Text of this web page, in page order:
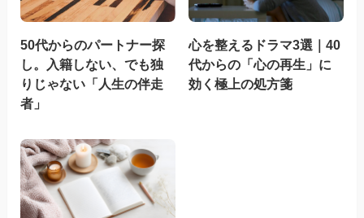
50代からのパートナー探
し。入籍しない、でも独
りじゃない「人生の伴走
者」
心を整えるドラマ3選｜40
代からの「心の再生」に
効く極上の処方箋